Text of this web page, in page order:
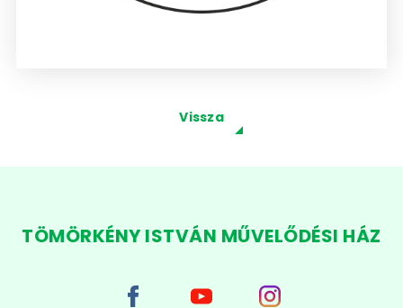
Vissza
TÖMÖRKÉNY ISTVÁN MŰVELŐDÉSI HÁZ